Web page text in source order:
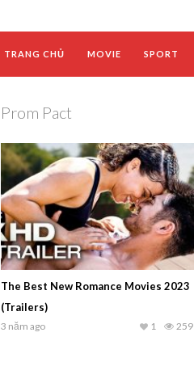
TRANG CHỦ MOVIE SPORT
Prom Pact
The Best New Romance Movies 2023
(Trailers)
3 năm ago 259
1